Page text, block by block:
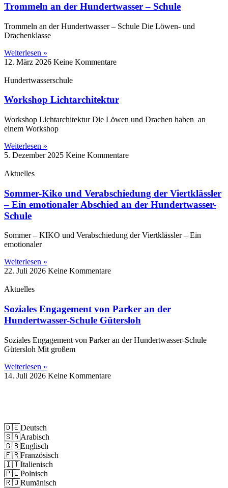
Trommeln an der Hundertwasser – Schule
Trommeln an der Hundertwasser – Schule Die Löwen‑ und
Drachenklasse
Weiterlesen »
12. März 2026 Keine Kommentare
Hundertwasserschule
Workshop Lichtarchitektur
Workshop Lichtarchitektur Die Löwen und Drachen haben an
einem Workshop
Weiterlesen »
5. Dezember 2025 Keine Kommentare
Aktuelles
Sommer-Kiko und Verabschiedung der Viertklässler
– Ein emotionaler Abschied an der Hundertwasser-
Schule
Sommer – KIKO und Verabschiedung der Viertklässler – Ein
emotionaler
Weiterlesen »
22. Juli 2026 Keine Kommentare
Aktuelles
Soziales Engagement von Parker an der
Hundertwasser-Schule Gütersloh
Soziales Engagement von Parker an der Hundertwasser-Schule
Gütersloh Mit großem
Weiterlesen »
14. Juli 2026 Keine Kommentare
🇩🇪Deutsch
🇸🇦Arabisch
🇬🇧Englisch
🇫🇷Französisch
🇮🇹Italienisch
🇵🇱Polnisch
🇷🇴Rumänisch